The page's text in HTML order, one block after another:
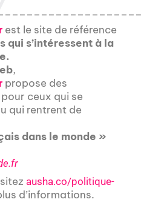
est le site de référence
qui s’intéressent à la
,
propose des
ceux qui se
qui rentrent de
dans le monde »
ausha.co/politique-
d’informations.